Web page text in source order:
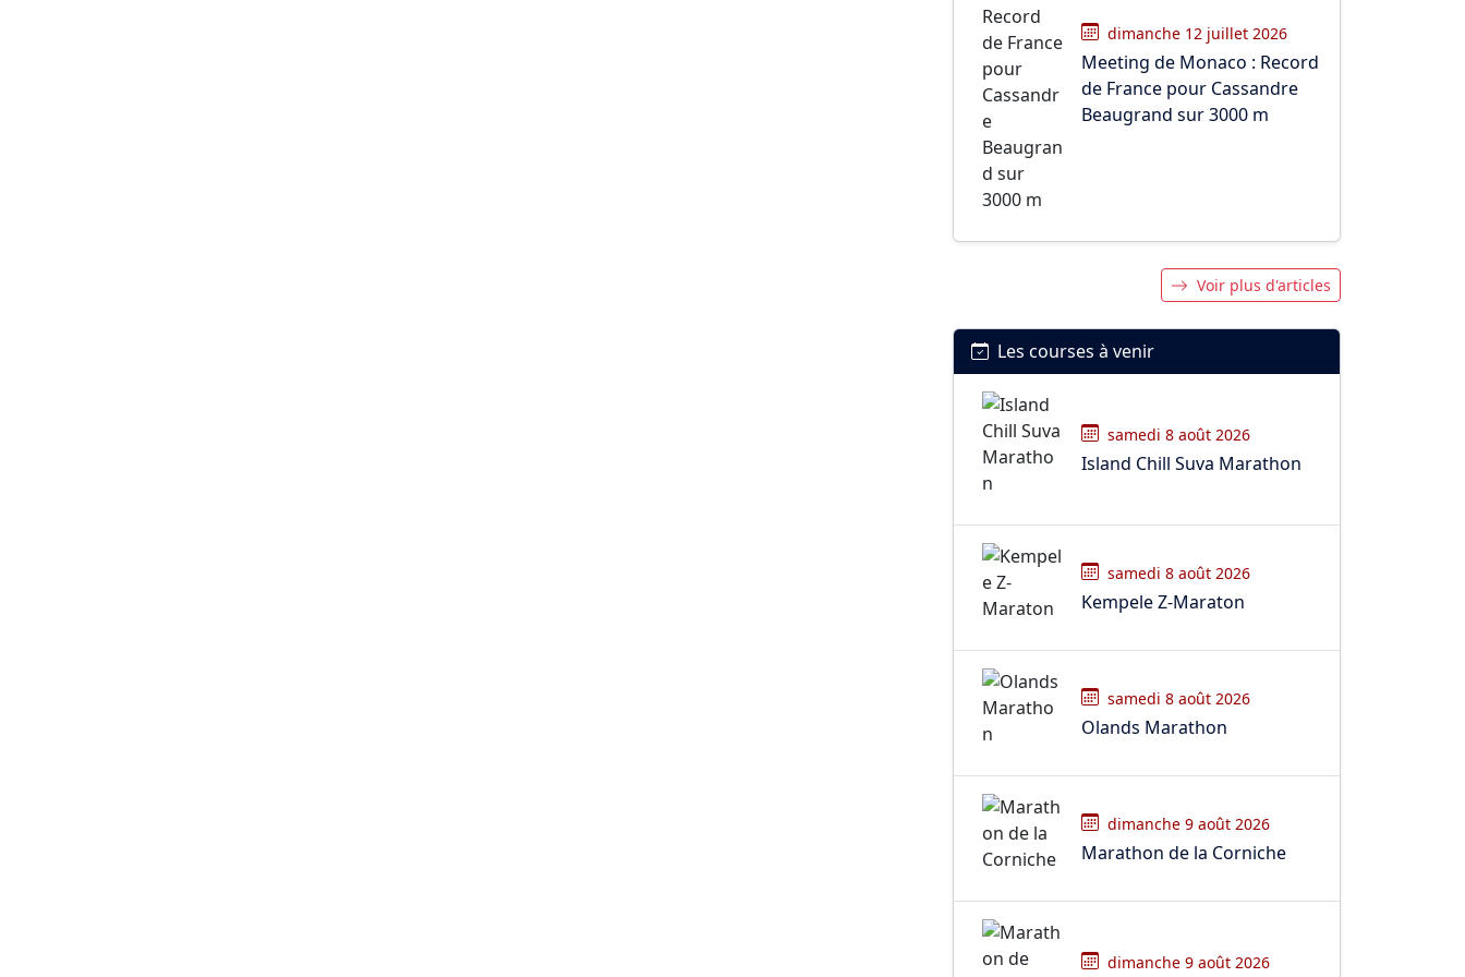
dimanche 12 juillet 2026
Meeting de Monaco : Record
de France pour Cassandre
Beaugrand sur 3000 m
Voir plus d'articles
Les courses à venir
samedi 8 août 2026
Island Chill Suva Marathon
samedi 8 août 2026
Kempele Z-Maraton
samedi 8 août 2026
Olands Marathon
dimanche 9 août 2026
Marathon de la Corniche
dimanche 9 août 2026